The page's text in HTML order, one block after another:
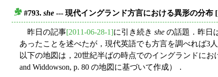
#793. she --- 現代イングランド方言における異形の分布 [
昨日の記事[2011-06-28-1]に引き続き she の話題．昨日
あったことを述べたが，現代英語でも方言を調べれば3
以下の地図は，20世紀半ばの時点でのイングランドにお
and Widdowson, p. 80 の地図に基づいて作成）．